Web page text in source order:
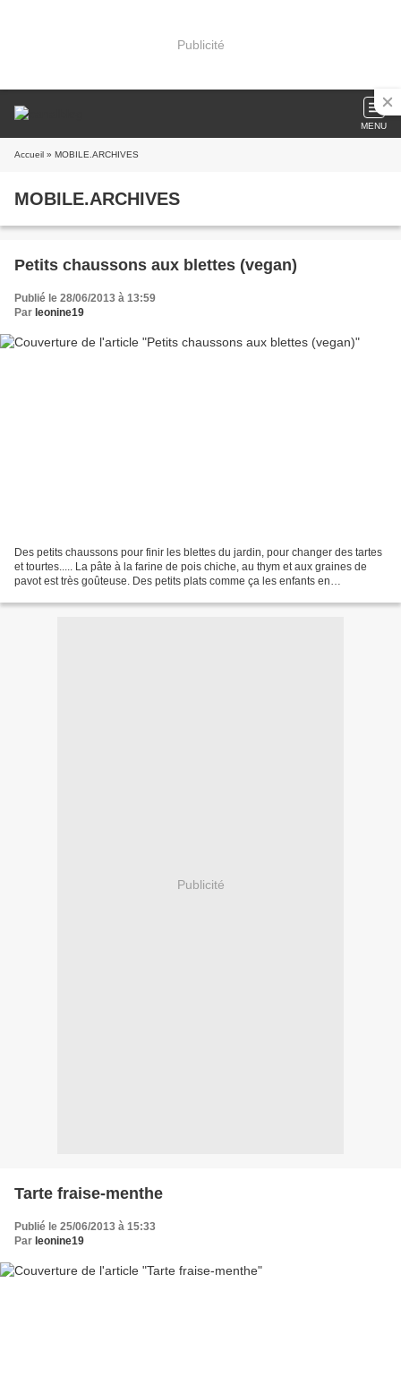
Publicité
MENU
Accueil » MOBILE.ARCHIVES
MOBILE.ARCHIVES
Petits chaussons aux blettes (vegan)
Publié le 28/06/2013 à 13:59
Par leonine19
Des petits chaussons pour finir les blettes du jardin, pour changer des tartes
et tourtes..... La pâte à la farine de pois chiche, au thym et aux graines de
pavot est très goûteuse. Des petits plats comme ça les enfants en
Publicité
Tarte fraise-menthe
Publié le 25/06/2013 à 15:33
Par leonine19